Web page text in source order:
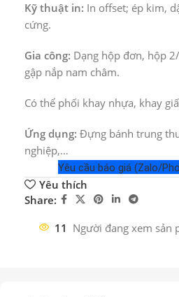
Kỹ thuật in: In offset; ép kim,
cứng.
Gia công: Dạng hộp đơn, hộp
gập nắp nam châm.
Có thể phối khay nhựa, khay
Ứng dụng: Đựng bánh trung
nghiệp,…
Yêu cầu báo giá (Zalo/
Yêu thích
Share:
11 Người đang xem sản